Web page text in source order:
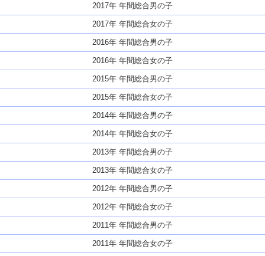
2017年 年間総合男の子
2017年 年間総合女の子
2016年 年間総合男の子
2016年 年間総合女の子
2015年 年間総合男の子
2015年 年間総合女の子
2014年 年間総合男の子
2014年 年間総合女の子
2013年 年間総合男の子
2013年 年間総合女の子
2012年 年間総合男の子
2012年 年間総合女の子
2011年 年間総合男の子
2011年 年間総合女の子